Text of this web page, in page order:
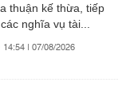
thuận kế thừa, tiếp
nghĩa vụ tài...
14:54 | 07/08/2026